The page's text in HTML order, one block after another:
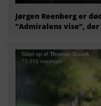
Jørgen Reenberg er
“Admiralens vise”,